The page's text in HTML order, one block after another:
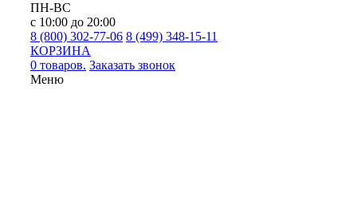
ПН-ВС
с 10:00 до 20:00
8 (800) 302-77-06 8 (499) 348-15-11
КОРЗИНА
0 товаров. Заказать звонок
Меню